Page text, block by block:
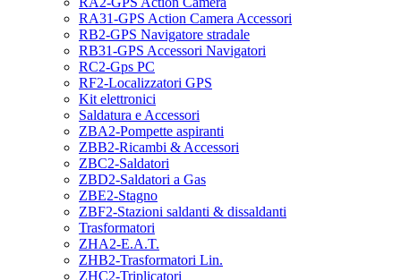
RA31-GPS Action Camera Accessori
RB2-GPS Navigatore stradale
RB31-GPS Accessori Navigatori
RC2-Gps PC
RF2-Localizzatori GPS
Kit elettronici
Saldatura e Accessori
ZBA2-Pompette aspiranti
ZBB2-Ricambi & Accessori
ZBC2-Saldatori
ZBD2-Saldatori a Gas
ZBE2-Stagno
ZBF2-Stazioni saldanti & dissaldanti
Trasformatori
ZHA2-E.A.T.
ZHB2-Trasformatori Lin.
ZHC2-Triplicatori